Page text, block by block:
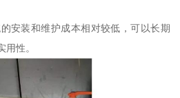
安装和维护成本相对较低，可以长期
性。